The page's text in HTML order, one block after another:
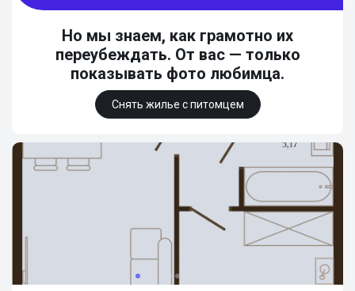
Но мы знаем, как грамотно их
переубеждать. От вас — только
показывать фото любимца.
Снять жилье с питомцем